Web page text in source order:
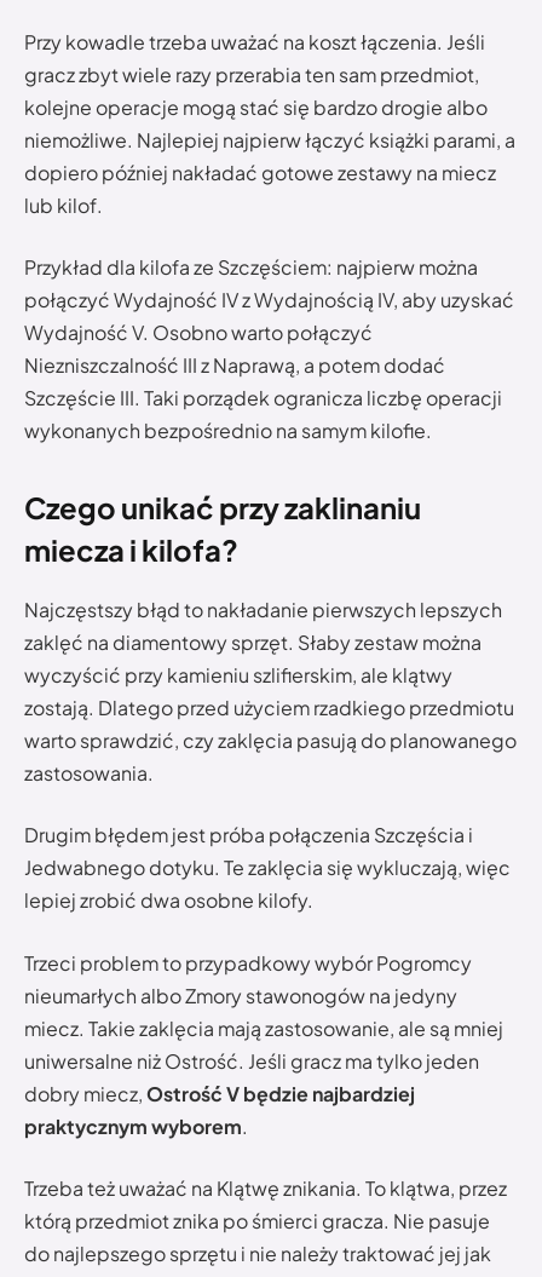
Przy kowadle trzeba uważać na koszt łączenia. Jeśli
gracz zbyt wiele razy przerabia ten sam przedmiot,
kolejne operacje mogą stać się bardzo drogie albo
niemożliwe. Najlepiej najpierw łączyć książki parami, a
dopiero później nakładać gotowe zestawy na miecz
lub kilof.
Przykład dla kilofa ze Szczęściem: najpierw można
połączyć Wydajność IV z Wydajnością IV, aby uzyskać
Wydajność V. Osobno warto połączyć
Niezniszczalność III z Naprawą, a potem dodać
Szczęście III. Taki porządek ogranicza liczbę operacji
wykonanych bezpośrednio na samym kilofie.
Czego unikać przy zaklinaniu
miecza i kilofa?
Najczęstszy błąd to nakładanie pierwszych lepszych
zaklęć na diamentowy sprzęt. Słaby zestaw można
wyczyścić przy kamieniu szlifierskim, ale klątwy
zostają. Dlatego przed użyciem rzadkiego przedmiotu
warto sprawdzić, czy zaklęcia pasują do planowanego
zastosowania.
Drugim błędem jest próba połączenia Szczęścia i
Jedwabnego dotyku. Te zaklęcia się wykluczają, więc
lepiej zrobić dwa osobne kilofy.
Trzeci problem to przypadkowy wybór Pogromcy
nieumarłych albo Zmory stawonogów na jedyny
miecz. Takie zaklęcia mają zastosowanie, ale są mniej
uniwersalne niż Ostrość. Jeśli gracz ma tylko jeden
dobry miecz,Ostrość V będzie najbardziej
praktycznym wyborem.
Trzeba też uważać na Klątwę znikania. To klątwa, przez
którą przedmiot znika po śmierci gracza. Nie pasuje
do najlepszego sprzętu i nie należy traktować jej jak